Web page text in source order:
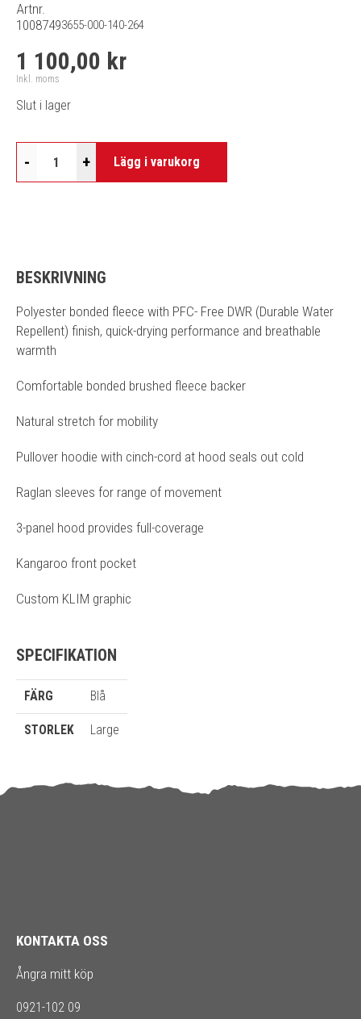
Artnr.
10087493655-000-140-264
1 100,00 kr
Inkl. moms
Slut i lager
- + Lägg i varukorg
BESKRIVNING
Polyester bonded fleece with PFC- Free DWR (Durable Water
Repellent) finish, quick-drying performance and breathable
warmth
Comfortable bonded brushed fleece backer
Natural stretch for mobility
Pullover hoodie with cinch-cord at hood seals out cold
Raglan sleeves for range of movement
3-panel hood provides full-coverage
Kangaroo front pocket
Custom KLIM graphic
SPECIFIKATION
FÄRG Blå
STORLEK Large
KONTAKTA OSS
Ångra mitt köp
0921-102 09